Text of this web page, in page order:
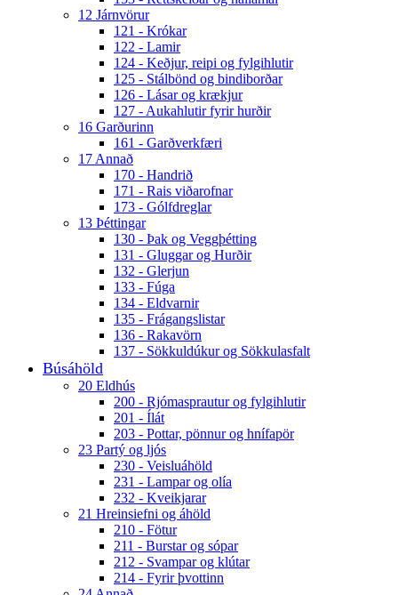
12 Járnvörur
121 - Krókar
122 - Lamir
124 - Keðjur, reipi og fylgihlutir
125 - Stálbönd og bindiborðar
126 - Lásar og krækjur
127 - Aukahlutir fyrir hurðir
16 Garðurinn
161 - Garðverkfæri
17 Annað
170 - Handrið
171 - Rais viðarofnar
173 - Gólfdreglar
13 Þéttingar
130 - Þak og Veggþétting
131 - Gluggar og Hurðir
132 - Glerjun
133 - Fúga
134 - Eldvarnir
135 - Frágangslistar
136 - Rakavörn
137 - Sökkuldúkur og Sökkulasfalt
Búsáhöld
20 Eldhús
200 - Rjómasprautur og fylgihlutir
201 - Ílát
203 - Pottar, pönnur og hnífapör
23 Partý og ljós
230 - Veisluáhöld
231 - Lampar og olía
232 - Kveikjarar
21 Hreinsiefni og áhöld
210 - Fötur
211 - Burstar og sópar
212 - Svampar og klútar
214 - Fyrir þvottinn